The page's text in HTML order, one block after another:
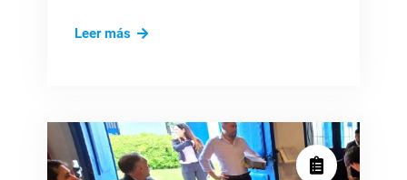
Leer másJornadas
y
Gratuitas